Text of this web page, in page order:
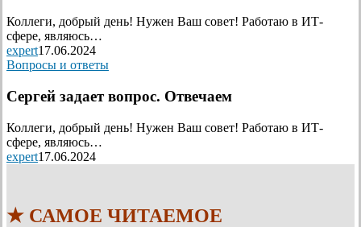
Коллеги, добрый день! Нужен Ваш совет! Работаю в ИТ-
сфере, являюсь…
expert17.06.2024
Вопросы и ответы
Сергей задает вопрос. Отвечаем
Коллеги, добрый день! Нужен Ваш совет! Работаю в ИТ-
сфере, являюсь…
expert17.06.2024
★ САМОЕ ЧИТАЕМОЕ